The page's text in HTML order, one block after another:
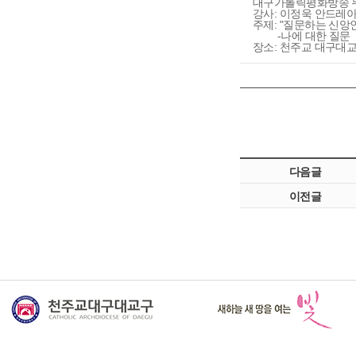
강사: 이정욱 안드레
주제: "질문하는 신앙
-나에 대한 질문
장소: 천주교 대구대
다음글
이전글